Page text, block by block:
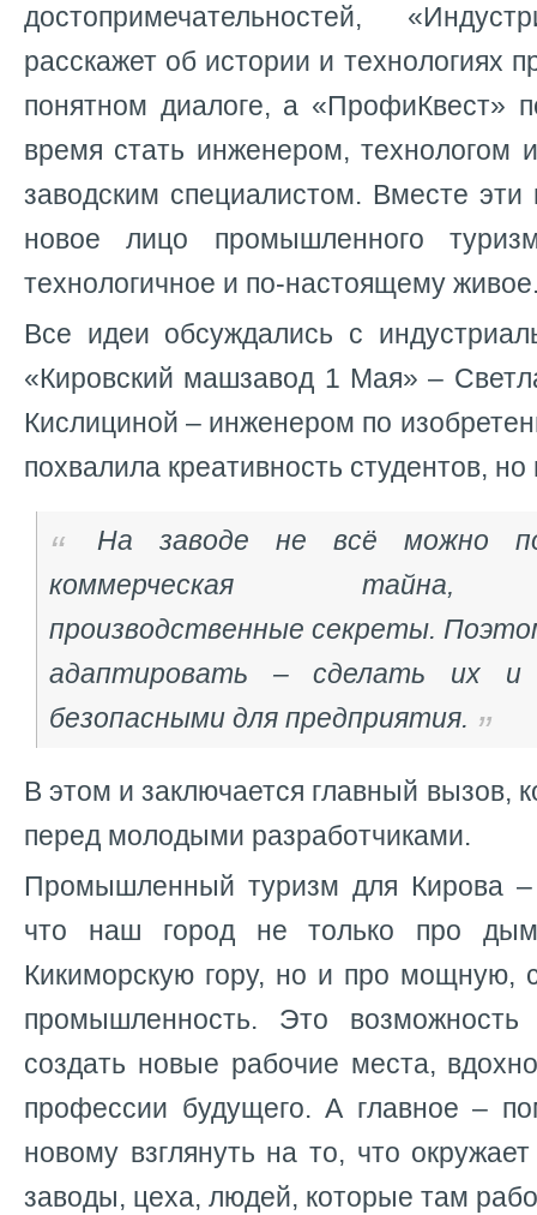
достопримечательностей,
расскажет об истории и технологиях
понятном диалоге, а «ПрофиКвест»
время стать инженером, технологом
заводским специалистом. Вместе
новое лицо промышленного
технологичное и по-настоящему
Все идеи обсуждались с
«Кировский машзавод 1 Мая» –
Кислициной – инженером по
похвалила креативность студентов,
На заводе не всё можно
коммерческая тайна,
производственные секреты.
адаптировать – сделать их и
безопасными для предприятия.
В этом и заключается главный вызов,
перед молодыми разработчиками.
Промышленный туризм для Кирова –
что наш город не только про
Кикиморскую гору, но и про мощную,
промышленность. Это возможность
создать новые рабочие места,
профессии будущего. А главное –
новому взглянуть на то, что
заводы, цеха, людей, которые там